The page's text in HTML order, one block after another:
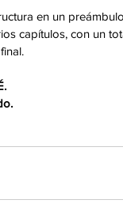
en un
capítulos, con un